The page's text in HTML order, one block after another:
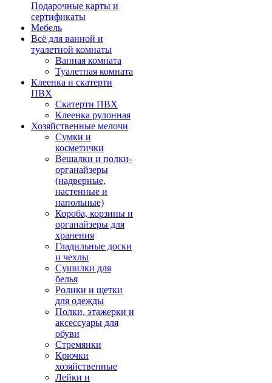
Подарочные карты и
сертификаты
Мебель
Всё для ванной и
туалетной комнаты
Ванная комната
Туалетная комната
Клеенка и скатерти
ПВХ
Скатерти ПВХ
Клеенка рулонная
Хозяйственные мелочи
Сумки и
косметички
Вешалки и полки-
органайзеры
(надверные,
настенные и
напольные)
Короба, корзины и
органайзеры для
хранения
Гладильные доски
и чехлы
Сушилки для
белья
Ролики и щетки
для одежды
Полки, этажерки и
аксессуары для
обуви
Стремянки
Крючки
хозяйственные
Лейки и